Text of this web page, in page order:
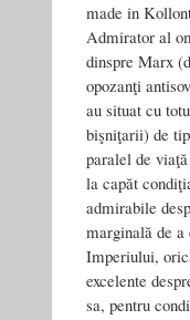
made in
Admirator al
dinspre Marx
opozanţi
au situat cu
bişniţarii) de
paralel de
la capăt
admirabile
marginală de
Imperiului,
excelente
sa, pentru